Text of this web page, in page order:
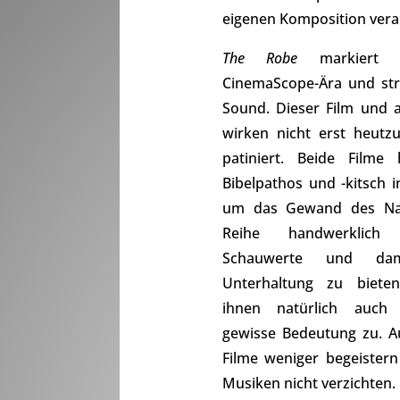
eigenen Komposition
The Robe markiert
CinemaScope-Ära und
Sound. Dieser Film und
wirken nicht erst
patiniert. Beide Filme
Bibelpathos und -kitsch
um das Gewand des
Reihe
Schauwerte und
Unterhaltung zu
ihnen natürlich auch
gewisse Bedeutung zu.
Filme weniger
Musiken nicht verzichten.